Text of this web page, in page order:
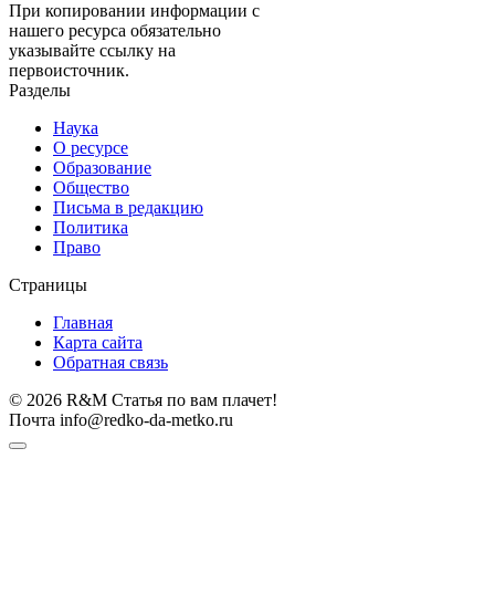
При копировании информации с
нашего ресурса обязательно
указывайте ссылку на
первоисточник.
Разделы
Наука
О ресурсе
Образование
Общество
Письма в редакцию
Политика
Право
Страницы
Главная
Карта сайта
Обратная связь
© 2026 R&M Статья по вам плачет!
Почта info@redko-da-metko.ru